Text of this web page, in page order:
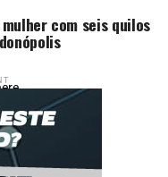
com seis quilos